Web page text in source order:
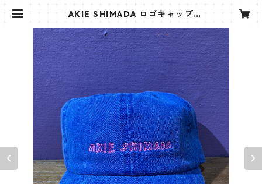
AKIE SHIMADA ロゴキャップ
恵